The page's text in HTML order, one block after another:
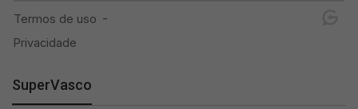
SuperVasco